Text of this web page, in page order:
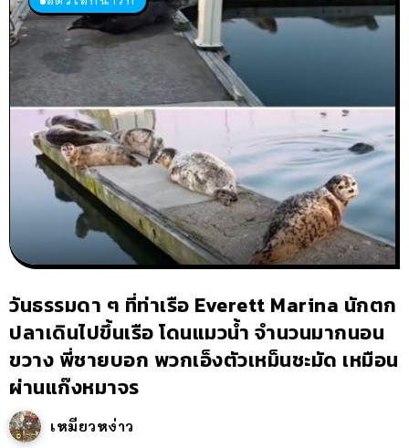
วันธรรมดา ๆ ที่ท่าเรือ Everett Marina นักตก
ปลาเดินไปขึ้นเรือ โดนแมวน้ำ จำนวนมากนอน
ขวาง พี่ชายบอก พวกเอ็งตัวเหม็นชะมัด เหมือน
ผ่านแก๊งหมาจร
เหมียวหง่าว